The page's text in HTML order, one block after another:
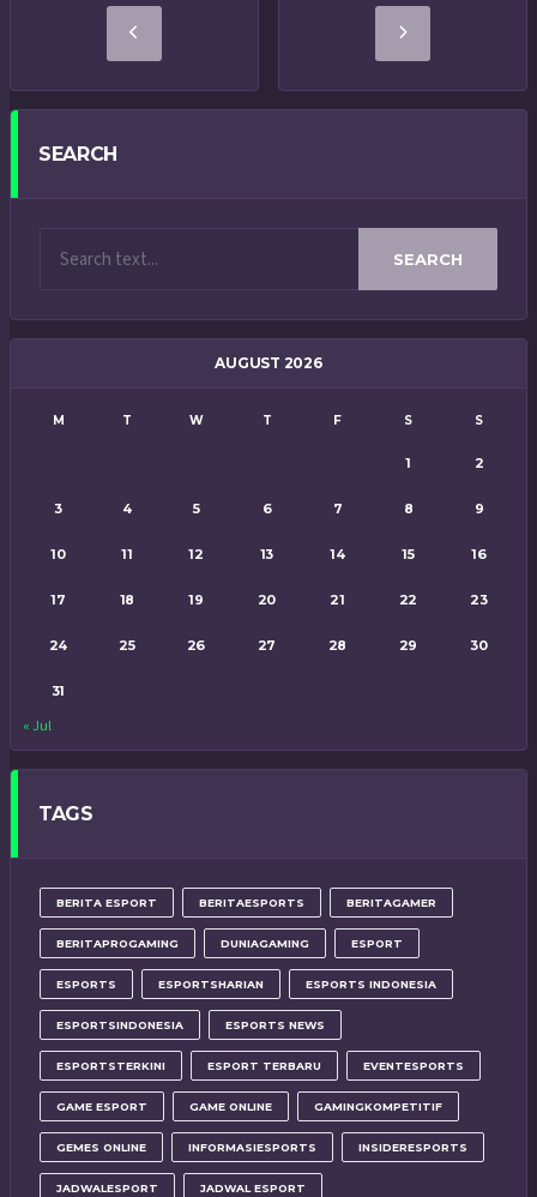
SEARCH
SEARCH
AUGUST 2026
M T W T F S S
1 2
3 4 5 6 7 8 9
10 11 12 13 14 15 16
17 18 19 20 21 22 23
24 25 26 27 28 29 30
31
« Jul
TAGS
BERITA ESPORT BERITAESPORTS BERITAGAMER
BERITAPROGAMING DUNIAGAMING ESPORT
ESPORTS ESPORTSHARIAN ESPORTS INDONESIA
ESPORTSINDONESIA ESPORTS NEWS
ESPORTSTERKINI ESPORT TERBARU EVENTESPORTS
GAME ESPORT GAME ONLINE GAMINGKOMPETITIF
GEMES ONLINE INFORMASIESPORTS INSIDERESPORTS
JADWALESPORT JADWAL ESPORT